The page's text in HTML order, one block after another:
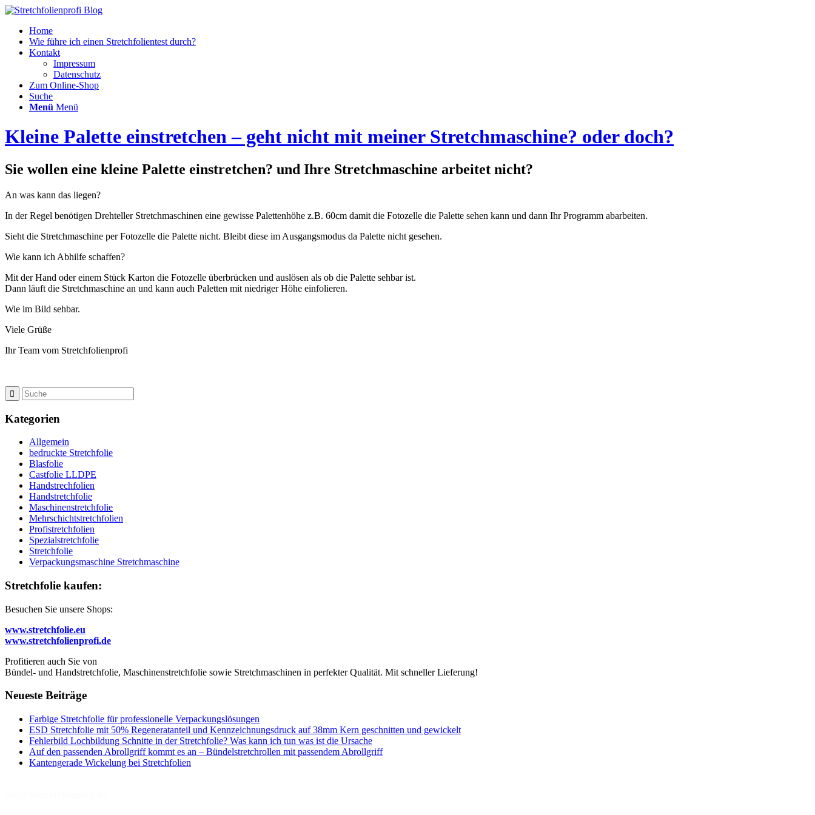
Home
Wie führe ich einen Stretchfolientest durch?
Kontakt
Impressum
Datenschutz
Zum Online-Shop
Suche
Menü Menü
Kleine Palette einstretchen – geht nicht mit meiner Stretchmaschine? oder doch?
Sie wollen eine kleine Palette einstretchen? und Ihre Stretchmaschine arbeitet nicht?
An was kann das liegen?
In der Regel benötigen Drehteller Stretchmaschinen eine gewisse Palettenhöhe z.B. 60cm damit die Fotozelle die Palette sehen kann und dann Ihr Programm abarbeiten.
Sieht die Stretchmaschine per Fotozelle die Palette nicht. Bleibt diese im Ausgangsmodus da Palette nicht gesehen.
Wie kann ich Abhilfe schaffen?
Mit der Hand oder einem Stück Karton die Fotozelle überbrücken und auslösen als ob die Palette sehbar ist.
Dann läuft die Stretchmaschine an und kann auch Paletten mit niedriger Höhe einfolieren.
Wie im Bild sehbar.
Viele Grüße
Ihr Team vom Stretchfolienprofi
Kategorien
Allgemein
bedruckte Stretchfolie
Blasfolie
Castfolie LLDPE
Handstrechfolien
Handstretchfolie
Maschinenstretchfolie
Mehrschichtstretchfolien
Profistretchfolien
Spezialstretchfolie
Stretchfolie
Verpackungsmaschine Stretchmaschine
Stretchfolie kaufen:
Besuchen Sie unsere Shops:
www.stretchfolie.eu
www.stretchfolienprofi.de
Profitieren auch Sie von
Bündel- und Handstretchfolie, Maschinenstretchfolie sowie Stretchmaschinen in perfekter Qualität. Mit schneller Lieferung!
Neueste Beiträge
Farbige Stretchfolie für professionelle Verpackungslösungen
ESD Stretchfolie mit 50% Regeneratanteil und Kennzeichnungsdruck auf 38mm Kern geschnitten und gewickelt
Fehlerbild Lochbildung Schnitte in der Stretchfolie? Was kann ich tun was ist die Ursache
Auf den passenden Abrollgriff kommt es an – Bündelstretchrollen mit passendem Abrollgriff
Kantengerade Wickelung bei Stretchfolien